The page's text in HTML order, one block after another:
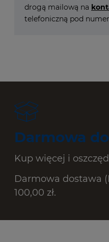
drogą mailową na
telefoniczną pod
Darmowa
Kup więcej i
Darmowa dostawa
100,00 zł.